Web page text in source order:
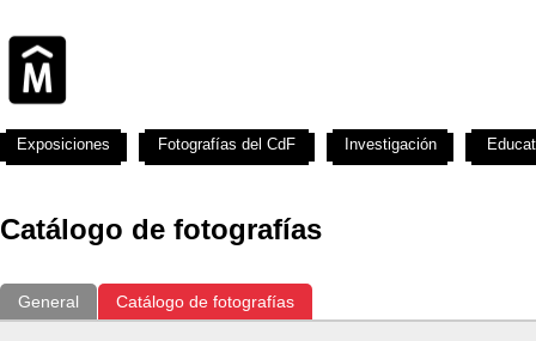
Catálogo de fotografías
General Catálogo de fotografías
Exposiciones Fotografías del CdF Investigación